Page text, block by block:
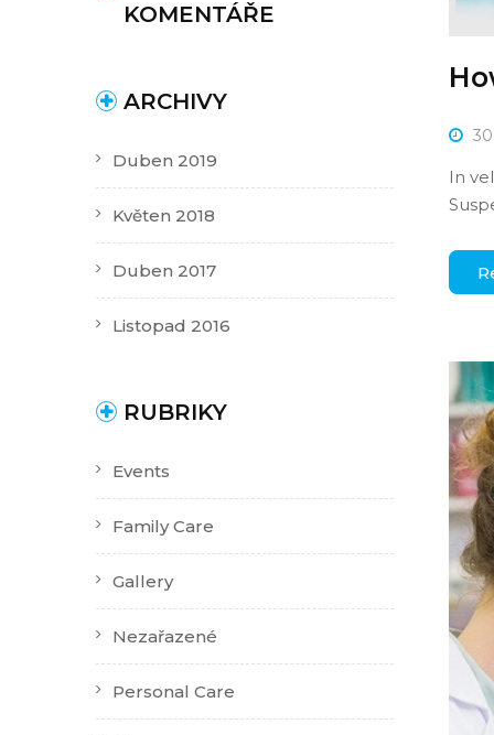
KOMENTÁŘE
ARCHIVY
Duben 2019
Květen 2018
Duben 2017
Listopad 2016
RUBRIKY
Events
Family Care
Gallery
Nezařazené
Personal Care
In